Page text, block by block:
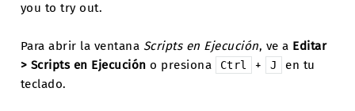
you to try out.
Para abrir la ventana Scripts en Ejecución, ve a Editar
> Scripts en Ejecución o presiona Ctrl + J
en tu
teclado.